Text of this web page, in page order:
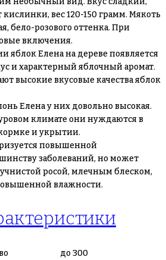
вес 120-150 грамм. Мякоть
бело-розового оттенка. При
включения.
яблок Елена на дереве появляется
и характерный яблочный аромат.
высокие вкусовые качества яблок
Елена у них довольно высокая.
климате они нуждаются в
и укрытии.
повышенной
заболеваний, но может
росой, млечным блеском,
влажности.
до 300